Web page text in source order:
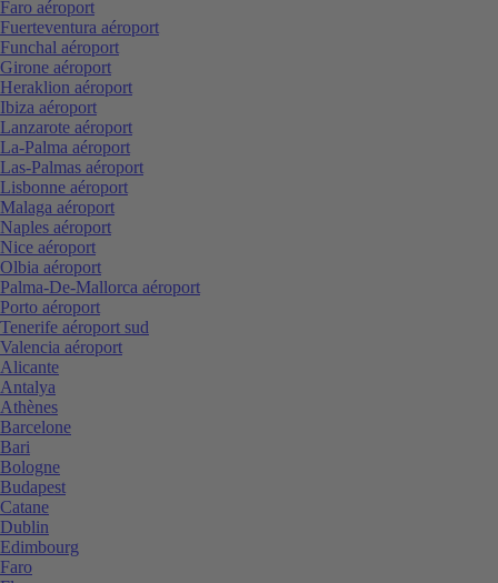
Faro aéroport
Fuerteventura aéroport
Funchal aéroport
Girone aéroport
Heraklion aéroport
Ibiza aéroport
Lanzarote aéroport
La-Palma aéroport
Las-Palmas aéroport
Lisbonne aéroport
Malaga aéroport
Naples aéroport
Nice aéroport
Olbia aéroport
Palma-De-Mallorca aéroport
Porto aéroport
Tenerife aéroport sud
Valencia aéroport
Alicante
Antalya
Athènes
Barcelone
Bari
Bologne
Budapest
Catane
Dublin
Edimbourg
Faro